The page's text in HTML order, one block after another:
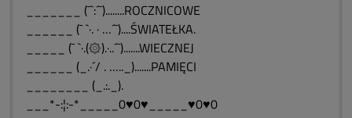
_______ (¯`:´¯)........ROCZNICOWE
______ (¯ `·. · …´¯)....ŚWIATEŁKA.
_____ (¯ `·.(۞).·..´¯).......WIECZNEJ
______ (_.·´/ . ….._).......PAMIĘCI
________ (_.:._).
___*-:¦:-*_____0♥0♥_____♥0♥0